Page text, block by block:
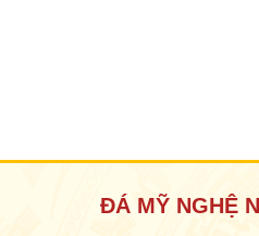
ĐÁ MỸ NGHỆ